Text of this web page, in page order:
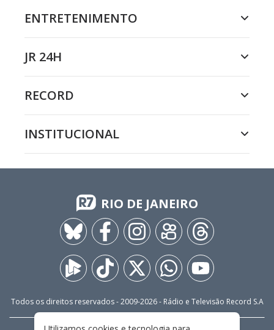
ENTRETENIMENTO
JR 24H
RECORD
INSTITUCIONAL
RIO DE JANEIRO
Todos os direitos reservados - 2009-2026- Rádio e Televisão Record S.A